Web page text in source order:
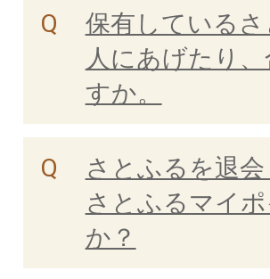
保有している
人にあげたり
すか。
さとふるを退
さとふるマイ
か？